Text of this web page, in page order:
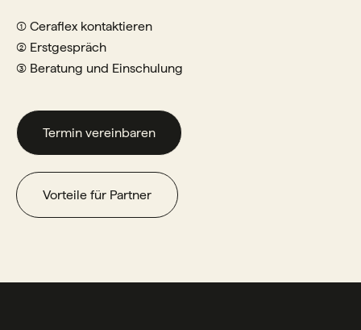
① Ceraflex kontaktieren
② Erstgespräch
③ Beratung und Einschulung
Termin vereinbaren
Vorteile für Partner